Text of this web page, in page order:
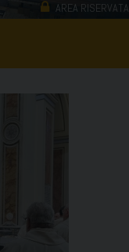
AREA RISERVATA